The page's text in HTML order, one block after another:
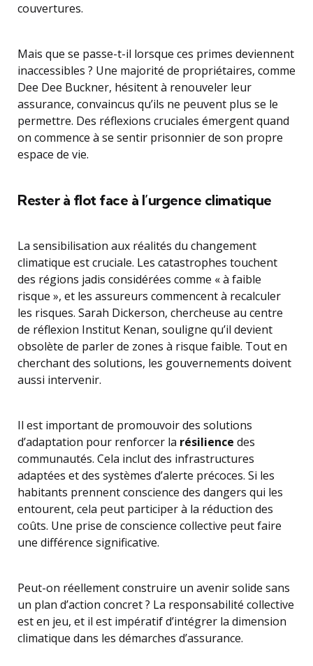
couvertures.
Mais que se passe-t-il lorsque ces primes deviennent
inaccessibles ? Une majorité de propriétaires, comme
Dee Dee Buckner, hésitent à renouveler leur
assurance, convaincus qu’ils ne peuvent plus se le
permettre. Des réflexions cruciales émergent quand
on commence à se sentir prisonnier de son propre
espace de vie.
Rester à flot face à l’urgence climatique
La sensibilisation aux réalités du changement
climatique est cruciale. Les catastrophes touchent
des régions jadis considérées comme « à faible
risque », et les assureurs commencent à recalculer
les risques. Sarah Dickerson, chercheuse au centre
de réflexion Institut Kenan, souligne qu’il devient
obsolète de parler de zones à risque faible. Tout en
cherchant des solutions, les gouvernements doivent
aussi intervenir.
Il est important de promouvoir des solutions
d’adaptation pour renforcer la résilience des
communautés. Cela inclut des infrastructures
adaptées et des systèmes d’alerte précoces. Si les
habitants prennent conscience des dangers qui les
entourent, cela peut participer à la réduction des
coûts. Une prise de conscience collective peut faire
une différence significative.
Peut-on réellement construire un avenir solide sans
un plan d’action concret ? La responsabilité collective
est en jeu, et il est impératif d’intégrer la dimension
climatique dans les démarches d’assurance.